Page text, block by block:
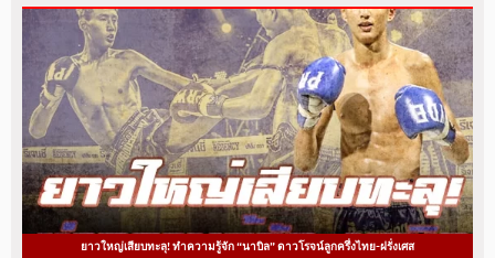
ยาวใหญ่เสียบทะลุ! ทำความรู้จัก “นาบิล” ดาวโรจน์ลูกครึ่งไทย-ฝรั่งเศส